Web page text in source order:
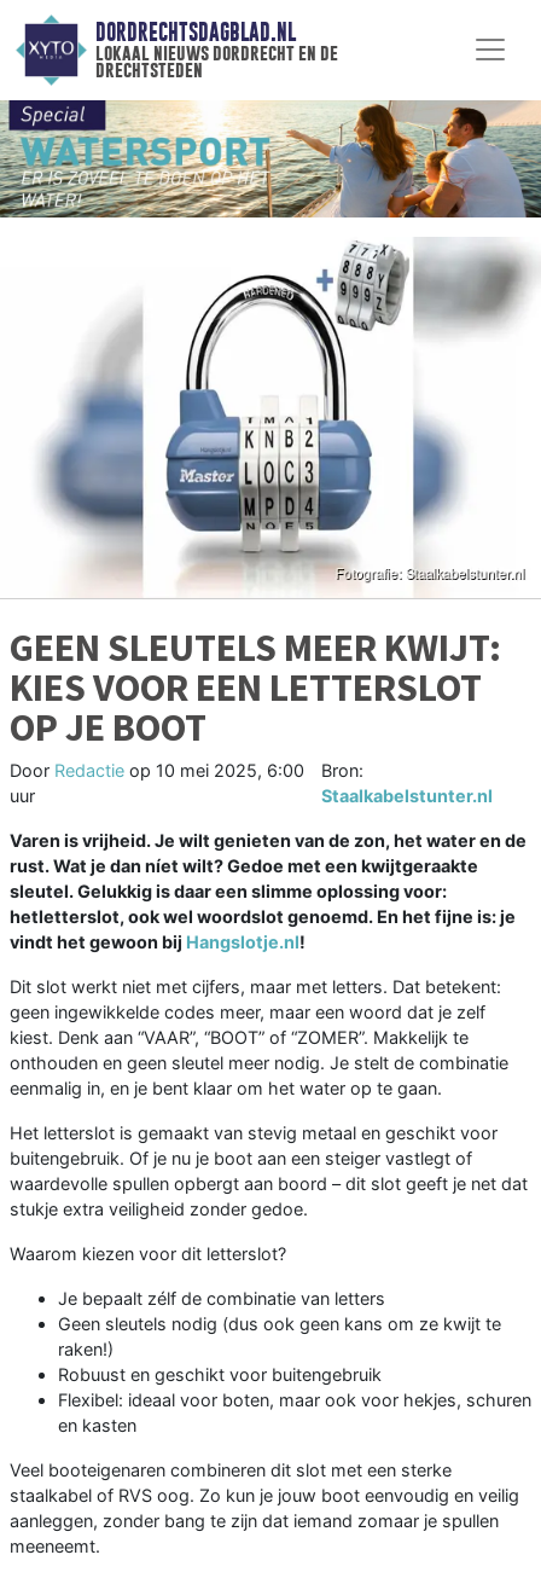
DORDRECHTSDAGBLAD.NL
lokaal nieuws dordrecht en de
drechtsteden
GEEN SLEUTELS MEER KWIJT:
KIES VOOR EEN LETTERSLOT
OP JE BOOT
Door Redactie op 10 mei 2025, 6:00
uur
Bron:
Staalkabelstunter.nl
Varen is vrijheid. Je wilt genieten van de zon, het water en de
rust. Wat je dan níet wilt? Gedoe met een kwijtgeraakte
sleutel. Gelukkig is daar een slimme oplossing voor:
hetletterslot, ook wel woordslot genoemd. En het fijne is: je
vindt het gewoon bij Hangslotje.nl!
Dit slot werkt niet met cijfers, maar met letters. Dat betekent:
geen ingewikkelde codes meer, maar een woord dat je zelf
kiest. Denk aan “VAAR”, “BOOT” of “ZOMER”. Makkelijk te
onthouden en geen sleutel meer nodig. Je stelt de combinatie
eenmalig in, en je bent klaar om het water op te gaan.
Het letterslot is gemaakt van stevig metaal en geschikt voor
buitengebruik. Of je nu je boot aan een steiger vastlegt of
waardevolle spullen opbergt aan boord – dit slot geeft je net dat
stukje extra veiligheid zonder gedoe.
Waarom kiezen voor dit letterslot?
Je bepaalt zélf de combinatie van letters
Geen sleutels nodig (dus ook geen kans om ze kwijt te
raken!)
Robuust en geschikt voor buitengebruik
Flexibel: ideaal voor boten, maar ook voor hekjes, schuren
en kasten
Veel booteigenaren combineren dit slot met een sterke
staalkabel of RVS oog. Zo kun je jouw boot eenvoudig en veilig
aanleggen, zonder bang te zijn dat iemand zomaar je spullen
meeneemt.